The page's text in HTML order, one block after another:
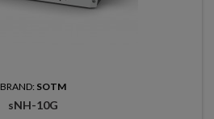
BRAND: SOTM
sNH-10G